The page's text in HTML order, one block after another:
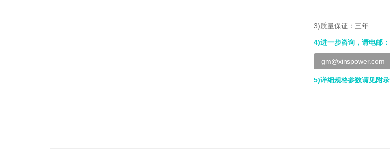
3)质量保证：三年
4)进一步咨询，请电邮：
gm@xinspower.com
5)详细规格参数请见附录